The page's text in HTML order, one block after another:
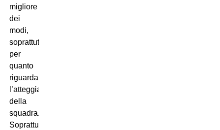
migliore
dei
modi,
soprattutto
per
quanto
riguarda
l’atteggiamento
della
squadra.
Soprattutto